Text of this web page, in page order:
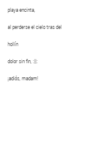
playa encinta,
al perderse el cielo tras del
hollín
dolor sin fin, :||:
¡adiós, madam!